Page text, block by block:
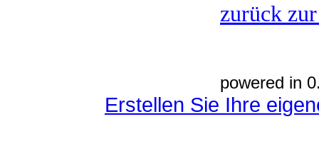
zurück
powered in
Erstellen Sie Ihre